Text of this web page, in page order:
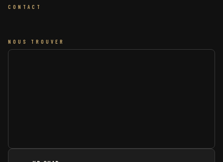
CONTACT
NOUS TROUVER